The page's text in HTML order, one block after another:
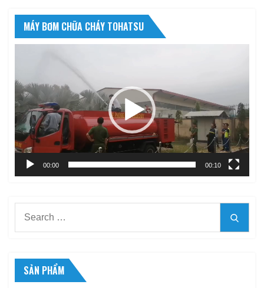
MÁY BƠM CHỮA CHÁY TOHATSU
Video
00:00 00:10
SẢN PHẨM